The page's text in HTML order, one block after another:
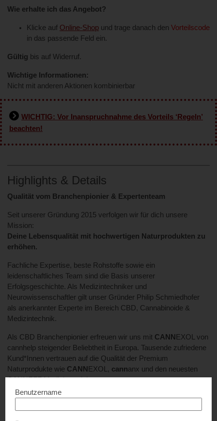
Wie erhalte ich das Angebot?
Klicke auf Online-Shop und trage danach den Vorteilscode
in das passende Feld ein.
Gültig bis auf Widerruf.
Wichtige Informationen:
Nicht mit anderen Aktionen kombinierbar
WICHTIG: Vor Inanspruchnahme des Vorteils ‘Regeln’
beachten!
Highlights & Details
Qualität vom Branchenpionier & Expertenteam
Seit unserer Gründung 2015 verfolgen wir für dich unsere
Mission:
Deine Lebensqualität mit hochwertigen Naturprodukten zu
erhöhen.
Fachliche Expertise, beste Rohstoffe sowie ein
leidenschaftliches Team sind die Basis unserer
Erfolgsgeschichte. Als Medizintechniker und
Neurowissenschaftler gilt unser Gründer Philip Schmiedhofer
als anerkannter Experte im Bereich CBD, Cannabinoide &
Medizintechnik.
Als CBD Branchenpionier erfreuen wir uns mit CANN EXOL von
cannhelp steigender Beliebtheit in Europa. Tausende zufriedene
Kund*Innen vertrauen auf die Qualität der Premium
Naturprodukte wie CANN EXOL, cannanx und den neuesten
CANNEFF Medizinprodukten.
Wir bedanken uns für Dein Vertrauen.
Benutzername